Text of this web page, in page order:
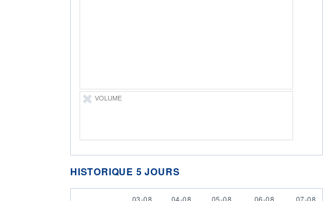
VOLUME
HISTORIQUE 5 JOURS
3 AUGUST
03-08 4 AUGUST
04-08 5 AUGUST
05-08 6 AUGUST
06-08 7 AUGUST
07-08